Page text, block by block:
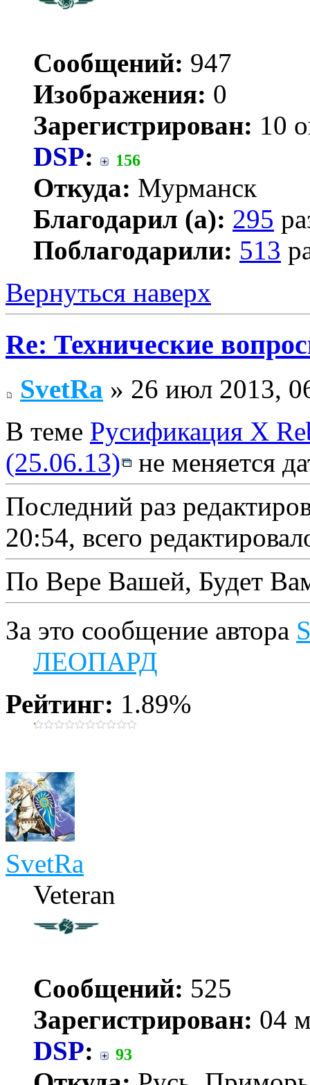
Сообщений: 947
Изображения: 0
Зарегистрирован: 10
DSP: 156
Откуда: Мурманск
Благодарил (а): 295
Поблагодарили: 513
Вернуться наверх
Re: Технические
SvetRa » 26 июл 2013,
В теме Русификация X
(25.06.13)
не меняется
Последний раз
20:54, всего
По Вере Вашей, Будет
За это сообщение автора
ЛЕОПАРД
Рейтинг: 1.89%
SvetRa
Veteran
Сообщений: 525
Зарегистрирован: 04
DSP: 93